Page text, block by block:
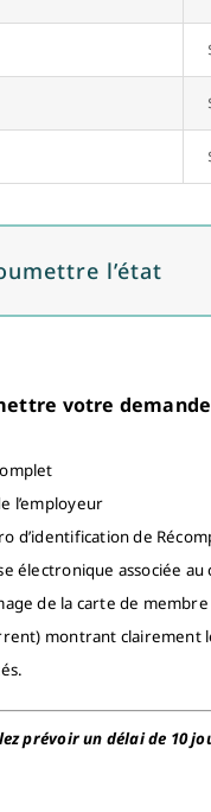
l’état
votre
l’employeur
d’identification de
électronique associée au
de la carte de
montrant clairement
prévoir un délai de 10